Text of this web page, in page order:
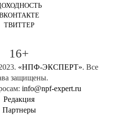
ТВИТТЕР
16+
«НПФ-ЭКСПЕРТ». Все
защищены.
info@npf-expert.ru
Редакция
Партнеры